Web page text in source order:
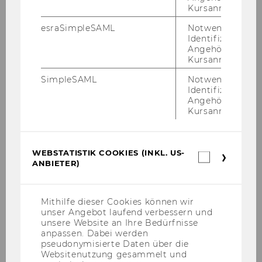
Unsere Sponsor*innen
Kursanmeldung.
esraSimpleSAML
Notwendig zur
Identifizierung
Angehörige/r für
Kursanmeldung.
SimpleSAML
Notwendig zur
Identifizierung
Angehörige/r für
Kursanmeldung.
WEBSTATISTIK COOKIES (INKL. US-
ANBIETER)
Mithilfe dieser Cookies können wir
unser Angebot laufend verbessern und
unsere Website an Ihre Bedürfnisse
anpassen. Dabei werden
pseudonymisierte Daten über die
Websitenutzung gesammelt und